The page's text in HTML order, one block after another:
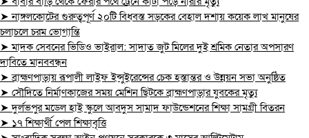
➤ নাঙ্গলকোটের গুরুত্বপূর্ণ ২০টি বিধবস্ত সড়কের বেহাল দশায় কয়েক লাখ মানুষের
চলাচলে চরম ভোগান্তি
➤ মাদক সেবনের ভিডিও ভাইরাল: সাদাত জুট মিলের দুই শ্রমিক নেতার অপসারণ
দাবিতে মানববন্ধন
➤ ব্রাহ্মণপাড়ায় রূপালী লাইফ ইন্সুইরেন্সের চেক হস্তান্তর ও উন্নয়ন সভা অনুষ্ঠিত
➤ সৌদিতে নির্মাণকাজের সময় মেশিন ছিটকে ব্রাহ্মণপাড়ার যুবকের মৃত্যু
➤ দুর্লভপুর মডেল হাই স্কুলে আবদুস সামাদ ফাউন্ডেশনের শিক্ষা সামগ্রী বিতরন
➤ ১৭ শিক্ষার্থী পেল শিক্ষাবৃত্তি